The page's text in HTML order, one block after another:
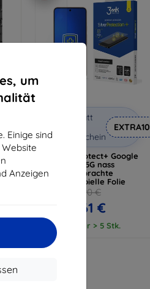
um
Einige sind
Anzeigen
Rabatt
Gutschein
EXTRA10
3MK SilverProtect+ Google
Pixel 8 5G nass
aufgebrachte
antimikrobielle Folie
12,90 €
11,61 €
Auf Lager > 5 Stk.